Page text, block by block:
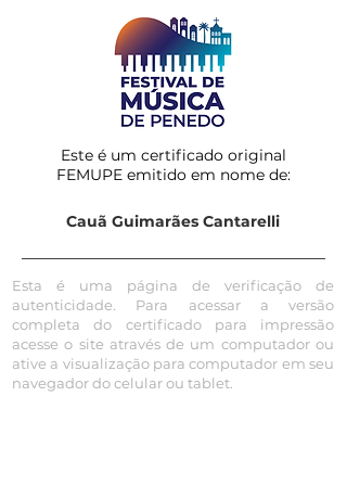
Este é um certificado original
FEMUPE emitido em nome de:
Cauã Guimarães Cantarelli
Esta é uma página de verificação de
autenticidade. Para acessar a versão
completa do certificado para impressão
acesse o site através de um computador ou
ative a visualização para computador em seu
navegador do celular ou tablet.